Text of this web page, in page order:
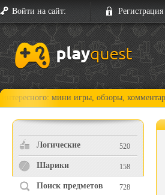
Войти на сайт: Регистрация
мини игры, обзоры, комментарии,
Логические 520
Шарики 158
Поиск предметов 728